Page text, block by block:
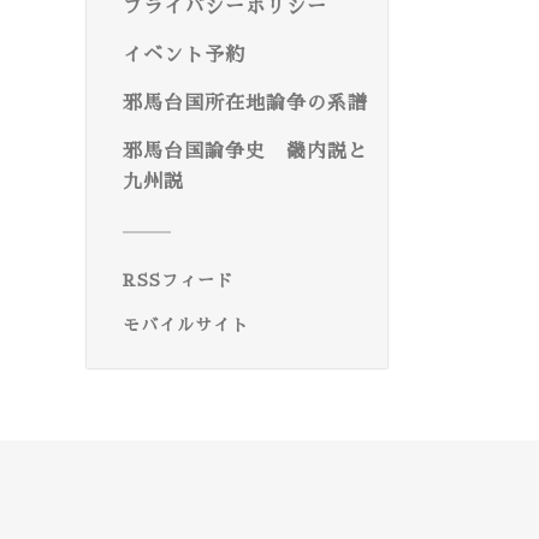
プライバシーポリシー
イベント予約
邪馬台国所在地論争の系譜
邪馬台国論争史 畿内説と
九州説
RSSフィード
モバイルサイト